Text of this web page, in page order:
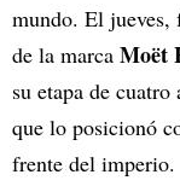
mundo. El jueves,
de la marca Moët
su etapa de
que lo posicionó
frente del imperio.